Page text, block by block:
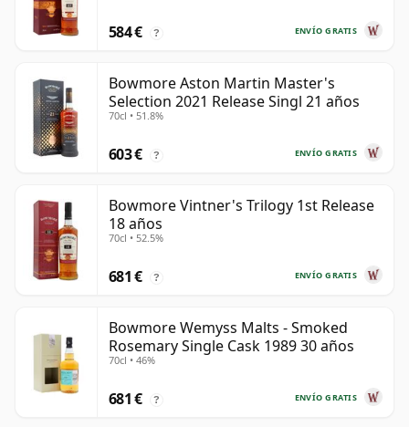
ENVÍO GRATIS
584 € ?
Bowmore Aston Martin Master's
Selection 2021 Release Singl 21 años
70cl • 51.8%
ENVÍO GRATIS
603 € ?
Bowmore Vintner's Trilogy 1st Release
18 años
70cl • 52.5%
ENVÍO GRATIS
681 € ?
Bowmore Wemyss Malts - Smoked
Rosemary Single Cask 1989 30 años
70cl • 46%
ENVÍO GRATIS
681 € ?